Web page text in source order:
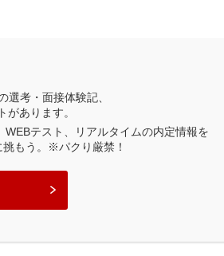
選考・面接体験記、
があります。
テスト、リアルタイムの内定情報を
もう。※パクり厳禁！